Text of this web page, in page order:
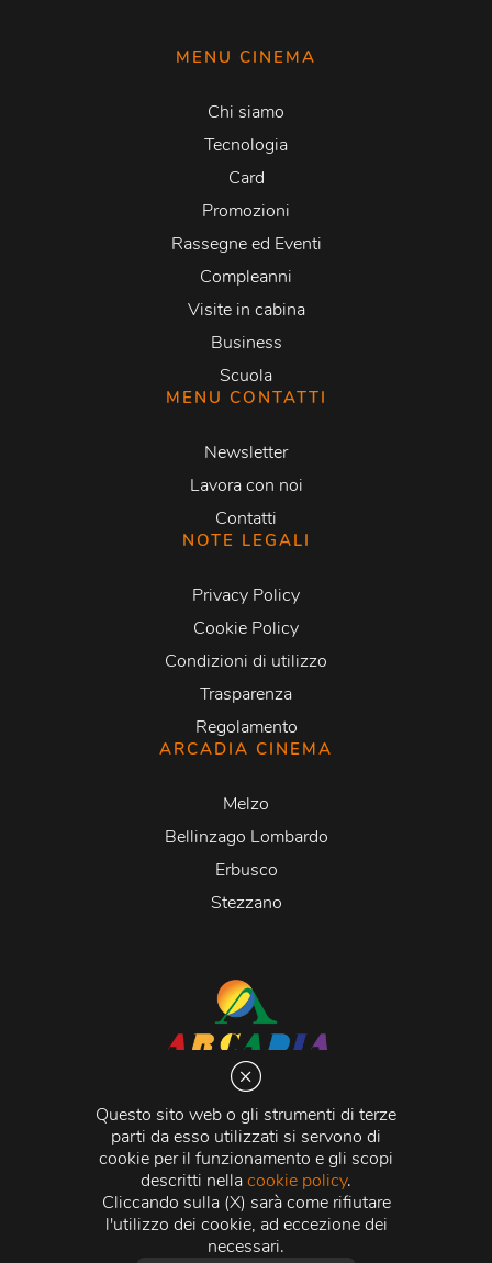
Questo sito web o gli strumenti di terze
parti da esso utilizzati si servono di
cookie per il funzionamento e gli scopi
descritti nellacookie policy.
Cliccando sulla (X) sarà come rifiutare
l'utilizzo dei cookie, ad eccezione dei
necessari.
MENU CINEMA
Chi siamo
Tecnologia
Card
Promozioni
Rassegne ed Eventi
Compleanni
Visite in cabina
Business
Scuola
MENU CONTATTI
Newsletter
Lavora con noi
Contatti
NOTE LEGALI
Privacy Policy
Cookie Policy
Condizioni di utilizzo
Trasparenza
Regolamento
ARCADIA CINEMA
Melzo
Bellinzago Lombardo
Erbusco
Stezzano
Via Martiri della Libertà 20066 Melzo (MI)
C.C.I.A.A. - R.E.A di Milano n. 1427910
Registro delle Imprese di Milano n. 338392 -
Fiscale e Partita Iva11015840157 | Capitale Sociale
500.000,00 i.v.
Credits:Crea Informatica S.r.l. 2026 © Tutti i diritti
riservati.